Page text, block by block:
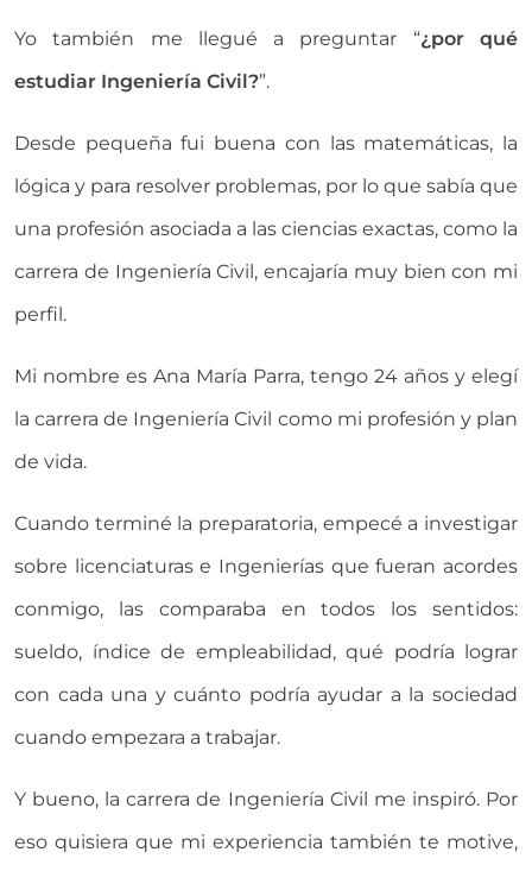
Yo también me llegué a preguntar “¿por qué
estudiar Ingeniería Civil?”.
Desde pequeña fui buena con las matemáticas, la
lógica y para resolver problemas, por lo que sabía que
una profesión asociada a las ciencias exactas, como la
carrera de Ingeniería Civil, encajaría muy bien con mi
perfil.
Mi nombre es Ana María Parra, tengo 24 años y elegí
la carrera de Ingeniería Civil como mi profesión y plan
de vida.
Cuando terminé la preparatoria, empecé a investigar
sobre licenciaturas e Ingenierías que fueran acordes
conmigo, las comparaba en todos los sentidos:
sueldo, índice de empleabilidad, qué podría lograr
con cada una y cuánto podría ayudar a la sociedad
cuando empezara a trabajar.
Y bueno, la carrera de Ingeniería Civil me inspiró. Por
eso quisiera que mi experiencia también te motive,